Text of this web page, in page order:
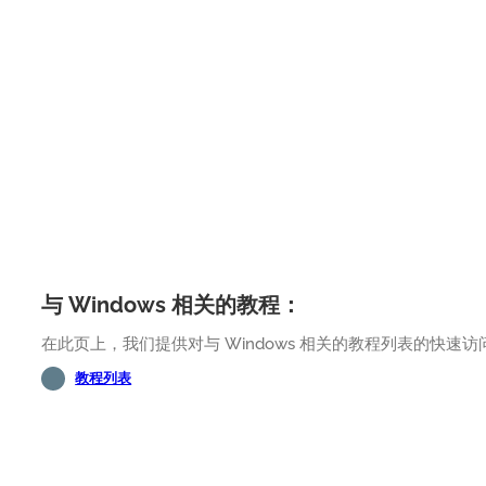
与 Windows 相关的教程：
在此页上，我们提供对与 Windows 相关的教程列表的快速访
教程列表